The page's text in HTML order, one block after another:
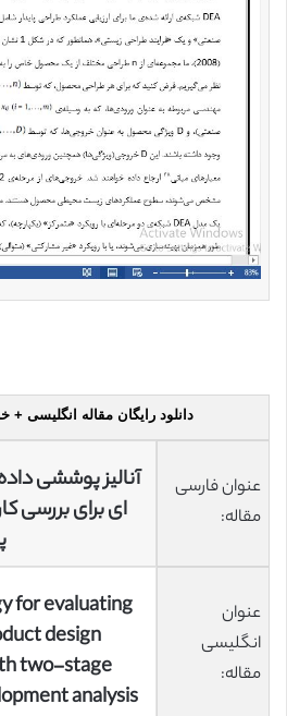
دانلود رایگان مقاله انگلیسی
عنوان فارسی
مقاله:
آنالیز پوششی
‌ای برای بررسی
عنوان
انگلیسی
مقاله:
for evaluating
design
two-stage
analysis